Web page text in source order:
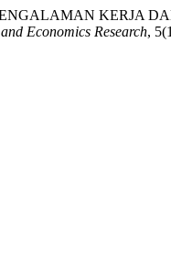
KERJA
Economics Research,